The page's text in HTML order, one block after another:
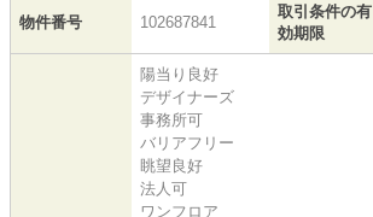
物件番号 102687841
取引条件の有
効期限
陽当り良好
デザイナーズ
事務所可
バリアフリー
眺望良好
法人可
ワンフロア